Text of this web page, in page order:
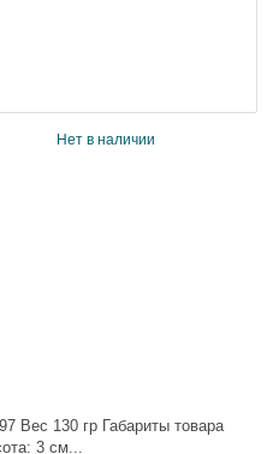
Нет в наличии
Вес 130 гр Габариты товара
3 см...